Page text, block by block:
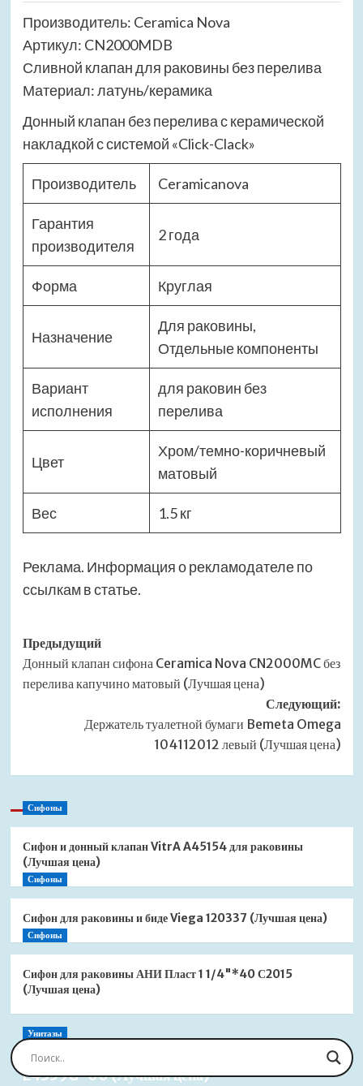
Производитель: Ceramica Nova
Артикул: CN2000MDB
Сливной клапан для раковины без перелива
Материал: латунь/керамика
Донный клапан без перелива с керамической
накладкой с системой «Click-Clack»
Производитель Ceramicanova
Гарантия
производителя
2 года
Форма Круглая
Назначение
Для раковины,
Отдельные компоненты
Вариант
исполнения
для раковин без
перелива
Цвет
Хром/темно-коричневый
матовый
Вес 1.5 кг
Реклама. Информация о рекламодателе по
ссылкам в статье.
Навигация
записи
Предыдущий
Донный клапан сифона Ceramica Nova CN2000MC без
перелива капучино матовый (Лучшая цена)
Следующий:
Держатель туалетной бумаги Bemeta Omega
104112012 левый (Лучшая цена)
Сифоны
Сифон и донный клапан VitrA A45154 для раковины
(Лучшая цена)
Сифоны
Сифон для раковины и биде Viega 120337 (Лучшая цена)
Сифоны
Сифон для раковины АНИ Пласт 1 1/4"*40 С2015
(Лучшая цена)
Унитазы
Сиденье для унитаза Jacob Delafon Brive
E4359G-00 (Лучшая цена)